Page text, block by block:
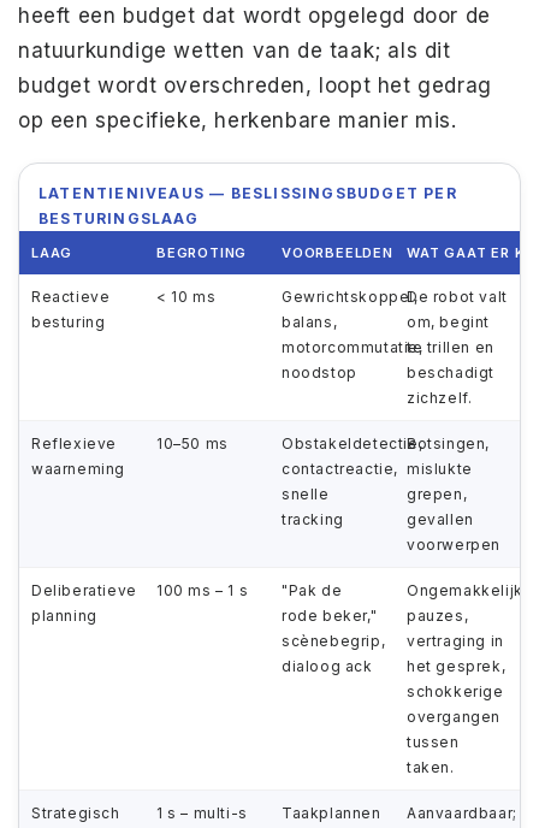
heeft een budget dat wordt opgelegd door de
natuurkundige wetten van de taak; als dit
budget wordt overschreden, loopt het gedrag
op een specifieke, herkenbare manier mis.
LATENTIENIVEAUS — BESLISSINGSBUDGET PER
BESTURINGSLAAG
LAAG BEGROTING VOORBEELDEN WAT GAAT ER
Reactieve
besturing
< 10 ms
Gewrichtskoppel,
balans,
motorcommutatie,
noodstop
De robot valt
om, begint
te trillen en
beschadigt
zichzelf.
Reflexieve
waarneming
10–50 ms
Obstakeldetectie,
contactreactie,
snelle
tracking
Botsingen,
mislukte
grepen,
gevallen
voorwerpen
Deliberatieve
planning
100 ms – 1 s
"Pak de
rode beker,"
scènebegrip,
dialoog ack
Ongemakkelijke
pauzes,
vertraging in
het gesprek,
schokkerige
overgangen
tussen
taken.
Strategisch
1 s – multi-s
Taakplannen
Aanvaardbaar;